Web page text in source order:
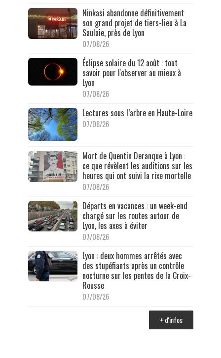
Ninkasi abandonne définitivement
son grand projet de tiers-lieu à La
Saulaie, près de Lyon
07/08/26
Éclipse solaire du 12 août : tout
savoir pour l'observer au mieux à
Lyon
07/08/26
Lectures sous l’arbre en Haute-Loire
07/08/26
Mort de Quentin Deranque à Lyon :
ce que révèlent les auditions sur les
heures qui ont suivi la rixe mortelle
07/08/26
Départs en vacances : un week-end
chargé sur les routes autour de
Lyon, les axes à éviter
07/08/26
Lyon : deux hommes arrêtés avec
des stupéfiants après un contrôle
nocturne sur les pentes de la Croix-
Rousse
07/08/26
+ d'infos